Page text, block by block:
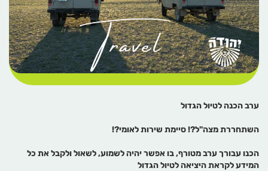
ערב הכנה לטיול הגדול
השתחררת מצה"ל?! סיימת שירות לאומי?!
הכנו עבורך ערב מטורף, בו אפשר יהיה לשמוע, לשאול ולקבל את כל
המידע לקראת היציאה לטיול הגדול